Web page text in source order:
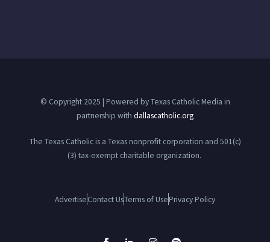
© Copyright 2025 | Powered by Texas Catholic Media in
partnership with dallascatholic.org
The Texas Catholic is a Texas nonprofit corporation and 501(c)
(3) tax-exempt charitable organization.
AdvertiseContact UsTerms of UsePrivacy Policy